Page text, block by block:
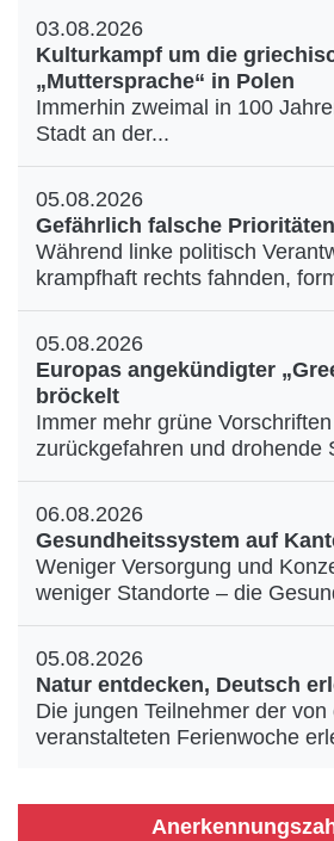
03.08.2026
Kulturkampf um die
„Muttersprache“ in Polen
Immerhin zweimal in 100
Stadt an der...
05.08.2026
Gefährlich falsche Prioritäten
Während linke politisch
krampfhaft rechts fahnden,
05.08.2026
Europas angekündigter
bröckelt
Immer mehr grüne
zurückgefahren und drohende
06.08.2026
Gesundheitssystem auf
Weniger Versorgung und
weniger Standorte – die
05.08.2026
Natur entdecken, Deutsch
Die jungen Teilnehmer der von
veranstalteten Ferienwoche